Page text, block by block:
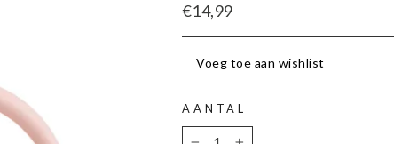
Standaard
€14,99
Voeg toe aan wishlist
AANTAL